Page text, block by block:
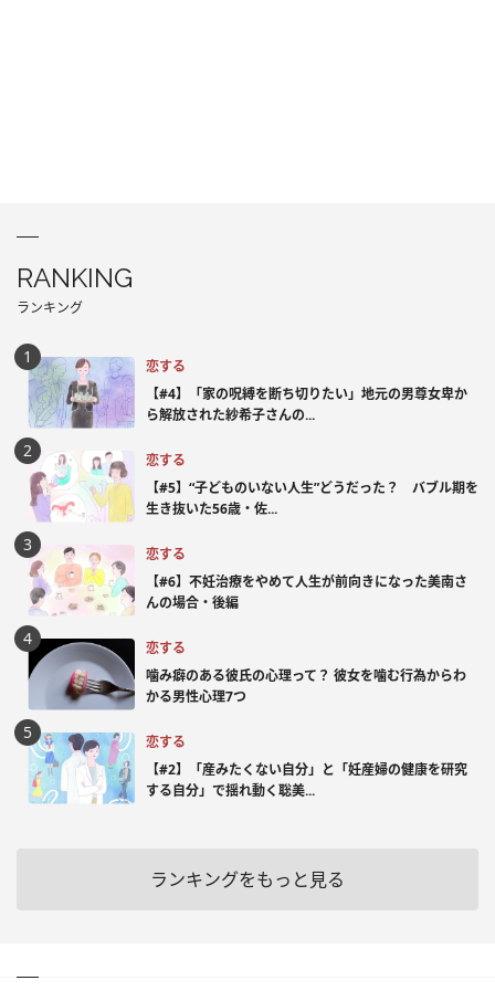
RANKING
ランキング
恋する
【#4】「家の呪縛を断ち切りたい」地元の男尊女卑か
ら解放された紗希子さんの...
恋する
【#5】“子どものいない人生”どうだった？ バブル期を
生き抜いた56歳・佐...
恋する
【#6】不妊治療をやめて人生が前向きになった美南さ
んの場合・後編
恋する
噛み癖のある彼氏の心理って？ 彼女を噛む行為からわ
かる男性心理7つ
恋する
【#2】「産みたくない自分」と「妊産婦の健康を研究
する自分」で揺れ動く聡美...
ランキングをもっと見る